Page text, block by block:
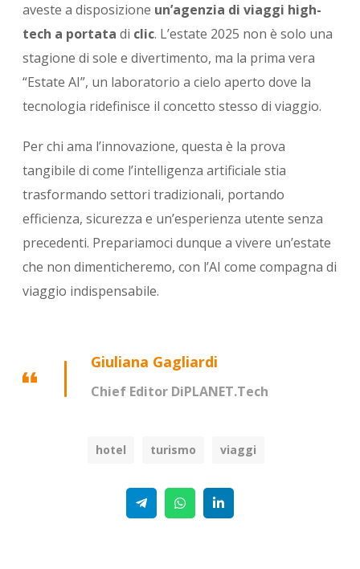
aveste a disposizione un’agenzia di viaggi high-
tech a portata di clic. L’estate 2025 non è solo una
stagione di sole e divertimento, ma la prima vera
“Estate AI”, un laboratorio a cielo aperto dove la
tecnologia ridefinisce il concetto stesso di viaggio.
Per chi ama l’innovazione, questa è la prova
tangibile di come l’intelligenza artificiale stia
trasformando settori tradizionali, portando
efficienza, sicurezza e un’esperienza utente senza
precedenti. Prepariamoci dunque a vivere un’estate
che non dimenticheremo, con l’AI come compagna di
viaggio indispensabile.
Giuliana Gagliardi
Chief Editor DiPLANET.Tech
hotel turismo viaggi
TelegramWhatsApp